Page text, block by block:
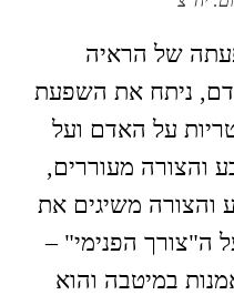
של הראיה
ניתח את השפעת
על האדם ועל
והצורה מעוררים,
והצורה משיגים את
ה"צורך הפנימי" –
במיטבה והוא